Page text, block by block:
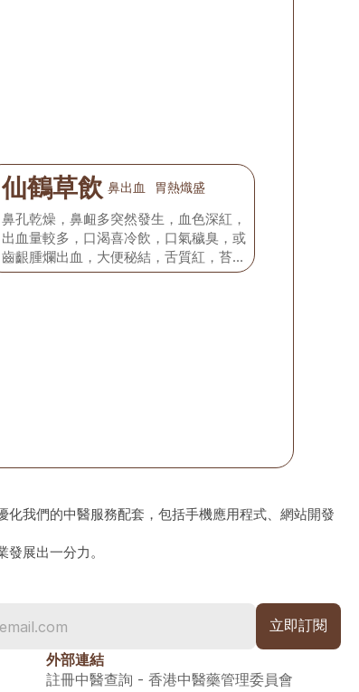
仙鶴草飲 鼻出血 胃熱熾盛
鼻孔乾燥，鼻衄多突然發生，血色深紅，
出血量較多，口渴喜冷飲，口氣穢臭，或
齒齦腫爛出血，大便秘結，舌質紅，苔
黃，脈滑數。
化我們的中醫服務配套，包括手機應用程式、網站開發
展出一分力。
外部連結
註冊中醫查詢 - 香港中醫藥管理委員會